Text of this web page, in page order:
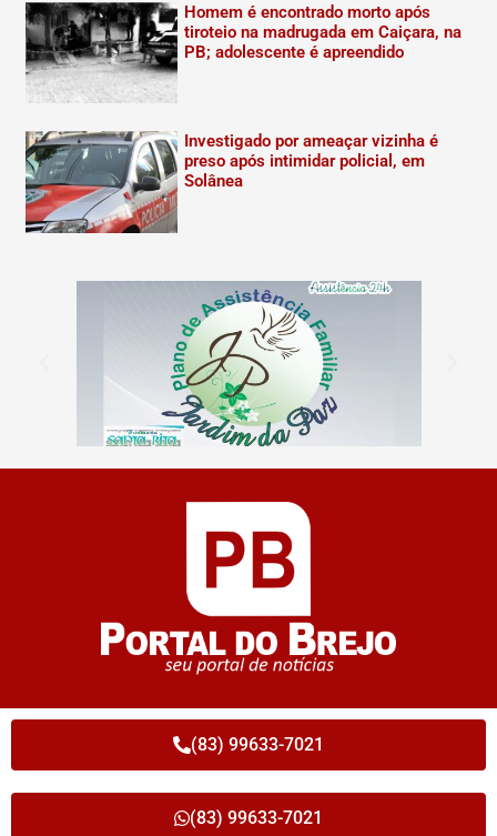
Homem é encontrado morto após
tiroteio na madrugada em Caiçara, na
PB; adolescente é apreendido
Investigado por ameaçar vizinha é
preso após intimidar policial, em
Solânea
(83) 99633-7021
(83) 99633-7021